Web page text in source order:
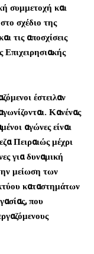
συμμετοχή και
σχέδιο της
τις αποσχίσεις
έστειλαν
Κανένας
αγώνες είναι
Πειραιώς μέχρι
για δυναμική
μείωση των
καταστημάτων
που